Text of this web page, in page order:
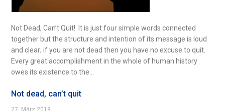
Not Dead, Can’t Quit! It is just four simple words connected
together but the structure and intention of its message is loud
and clear; if you are not dead then you have no excuse to quit.
Every great accomplishment in the whole of human history
owes its existence to the...
Not dead, can’t quit
27. März 2018